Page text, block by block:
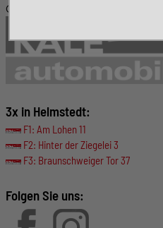
© KALE-Automobile GmbH
3x in Helmstedt:
F1: Am Lohen 11
F2: Hinter der Ziegelei 3
F3: Braunschweiger Tor 37
Folgen Sie uns: